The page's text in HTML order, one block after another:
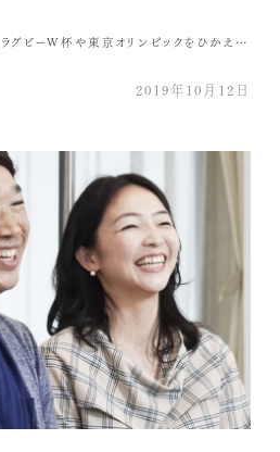
スポーツ文化振興に尽力され、ラグビーW杯や東京オリンピックをひかえてますます多忙な諸橋寛子様にお伺いしました ―kokikuを知ったきっかけを教えてください 私は福島県出身で2011年の東日本大震災をきっかけに東京に来ましたが、何がどうなるかわからない状況のなか、レンタル布団を借りたりホテルに泊まったりと転々としていた時期がずっと続きました。とにかく生きること、いま困っている人をどうしたら良いか、放射能問題に直面している子どもたちの事を考えるといてもたってもいられずに、目の前にある事に精一杯で自分自身をケアするゆとりがありませんでした。 9月に現在の財団United Sports Foundationを設立し、少しずつ生活が落ち着き始めた時に体の調子が悪くなってきました。疲れがたまって眠れない日が続いたんです。 そんな時期に知人に「睡眠って本当に大切だよ」と言われてkokikuを紹介されました。 家も車もない、何もないなかで、睡眠くらいお金をかけてもよいと思いました。当時はいかに短い時間で睡眠のクオリティを上げるかという事が最優先でしたし、人生の3分の1の時間は寝てるわけですから、だったらベストなものを・・・ということでkokikuのアイダ―ダックの羽毛布団を選びました。 ―kokikuの羽毛布団の使用感はいかがですか？ とにかく軽いから感触が全然違います。冷え症なので、以前は靴下を履いて寝ていましたが、kokikuのアイダ―ダックの羽毛布団にしてからは靴下を履かなくても冷たい手足がすぐに温かくなってあっという間に眠れます。逆に暑く感じる時にはヒートダウンしてくれます。余計な動きも無くなって、朝起きてもほとんどお布団が乱れていないんです。寝心地が良く、すごく深い眠りが出来ると実感しています。 ―寝具を選ぶときのこだわりはありますか？ 肌に触れる部分はなるべくスムーズな素材で洗濯しやすいシルク・コットンといった天然素材が好きです。本物で上質な天然素材を使っているkokikuのクオリティがたくさんの人にも伝わったら良いと思います。 ―睡眠スタイルなど日常心掛けていることはありますか？ 睡眠は7時間以上と決めています。睡眠以外にも、週に4日筋トレをするなど定期的に体のケアをしていますし、食にも気を付けています。 わたしが健康を維持する活力は、いま携わっているスポーツを通じて未来を担う子どもたちへ貢献するという生きがいがあるからです。2030年シンギュラリティといわれる時代がくるなかで、子どもたちには、時代の変化に対応できる力を身に着けてほしいと思っています。 諸橋 寛子様一般財団法人ユナイテッド・スポーツ・ファウンデーション（USF）代表理事 USFの代表理事の他、（一財）脳神経疾患研究所、（特非）スペシャルオリンピックス日本・福島、（一社）ホッケージャパンリーグなど多数の理事を兼任。スポーツを通じて健康的な社会の創造発展、未来を担う子ども達の育成貢献を理念とし、スポーツ文化振興活動に尽力している。
2019年10月12日